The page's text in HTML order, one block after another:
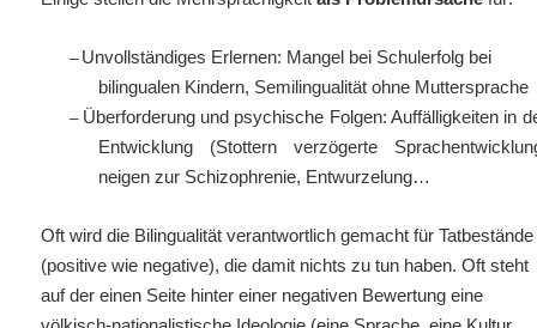
–Unvollständiges Erlernen: Mangel bei Schulerfolg bei
bilingualen Kindern, Semilingualität ohne Muttersprache
– Überforderung und psychische Folgen: Auffälligkeiten in
Entwicklung (Stottern verzögerte
neigen zur Schizophrenie, Entwurzelung…
Oftwird die Bilingualität verantwortlich gemacht für Tatbestände
(positive wie negative), die damit nichts zu tun haben. Oft steht
auf der einen Seite hinter einer negativen Bewertung eine